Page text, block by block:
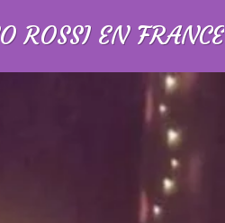
ROSSI EN FRANCE